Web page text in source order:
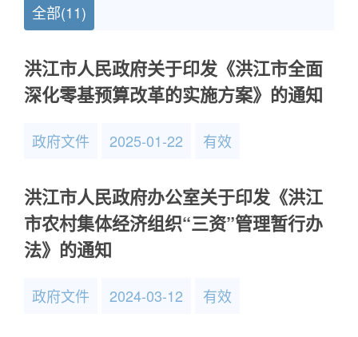
全部(11)
洪江市人民政府关于印发《洪江市全面
深化零基预算改革的实施方案》的通知
政府文件 2025-01-22 有效
洪江市人民政府办公室关于印发《洪江
市农村集体经济组织“三资”管理暂行办
法》的通知
政府文件 2024-03-12 有效